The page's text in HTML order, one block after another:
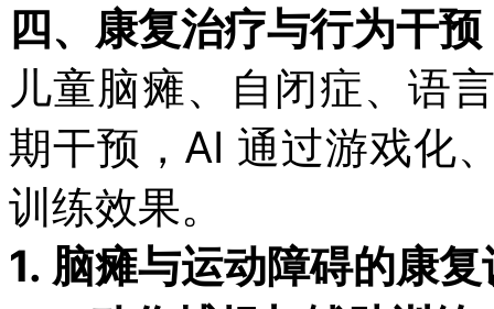
四、康复治疗与行为干
儿童脑瘫、自闭症、语
期干预，AI 通过游戏化
训练效果。
1. 脑瘫与运动障碍的康复